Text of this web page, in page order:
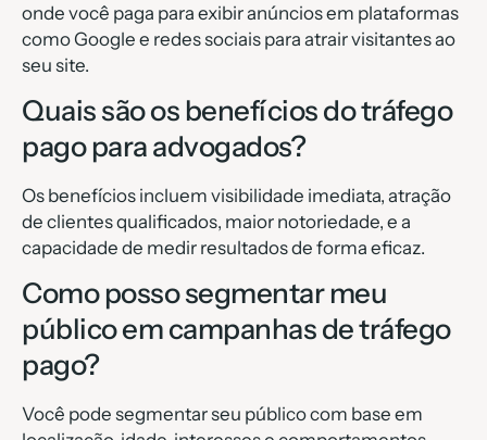
onde você paga para exibir anúncios em plataformas
como Google e redes sociais para atrair visitantes ao
seu site.
Quais são os benefícios do tráfego
pago para advogados?
Os benefícios incluem visibilidade imediata, atração
de clientes qualificados, maior notoriedade, e a
capacidade de medir resultados de forma eficaz.
Como posso segmentar meu
público em campanhas de tráfego
pago?
Você pode segmentar seu público com base em